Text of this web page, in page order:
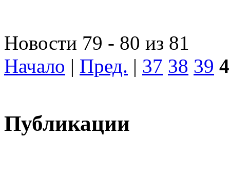
Новости 79 - 80 из 81
Начало | Пред. | 37 38 39
Публикации